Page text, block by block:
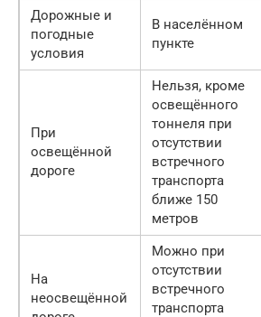
Дорожные и
погодные
условия
В населённом
пункте
При
освещённой
дороге
Нельзя, кроме
освещённого
тоннеля при
отсутствии
встречного
транспорта
ближе 150
метров
На
неосвещённой
Можно при
отсутствии
встречного
транспорта